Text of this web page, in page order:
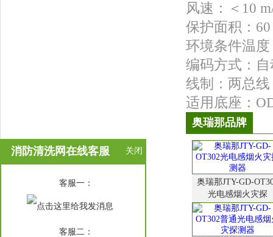
风速：＜10
保护面积：
环境条件温
编码方式：
线制：两总
适用底座：
奥瑞那品牌
奥瑞那JTY-GD-
光电感烟火灾探
消防清洗网在线客服 关闭
客服一：
客服二：